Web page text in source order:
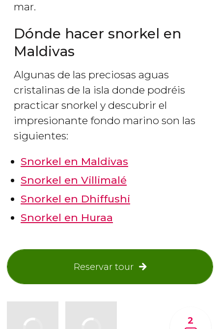
mar.
Dónde hacer snorkel en
Maldivas
Algunas de las preciosas aguas
cristalinas de la isla donde podréis
practicar snorkel y descubrir el
impresionante fondo marino son las
siguientes:
Snorkel en Maldivas
Snorkel en Villimalé
Snorkel en Dhiffushi
Snorkel en Huraa
Reservar tour
2